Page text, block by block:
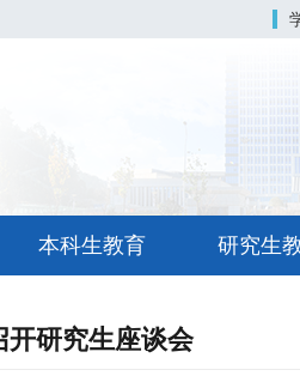
本科生教育 研究生
开研究生座谈会